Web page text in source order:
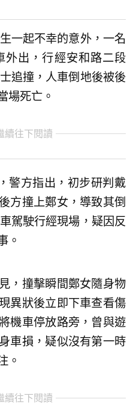
一起不幸的意外，一名
外出，行經安和路二段
追撞，人車倒地後被後
場死亡。
續往下閱讀
警方指出，初步研判戴
方撞上鄭女，導致其倒
駕駛行經現場，疑因反
。
，撞擊瞬間鄭女隨身物
異狀後立即下車查看傷
機車停放路旁，曾與遊
車損，疑似沒有第一時
。
續往下閱讀